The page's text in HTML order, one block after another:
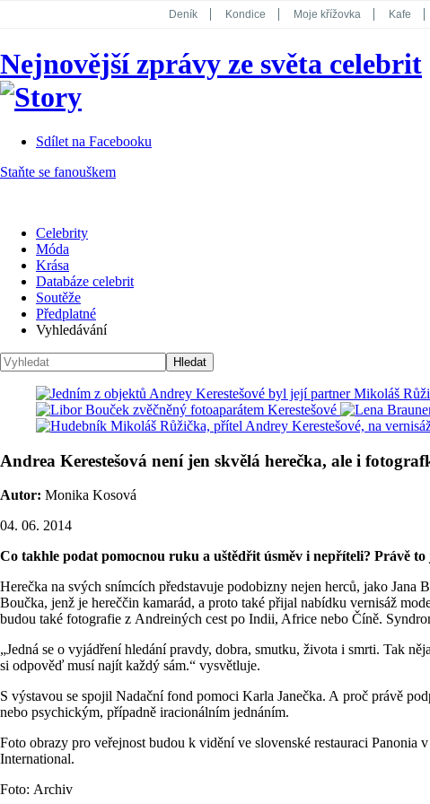
Deník Kondice Moje křížovka Kafe
Koktejl
Nejnovější zprávy ze světa celebrit
Sdílet na Facebooku
Staňte se fanouškem
Celebrity
Móda
Krása
Databáze celebrit
Soutěže
Předplatné
Vyhledávání
Andrea Kerestešová není jen skvělá herečka, ale i
Autor: Monika Kosová
04. 06. 2014
Co takhle podat pomocnou ruku a uštědřit úsměv i nepříteli? Právě
Herečka na svých snímcích představuje podobizny nejen herců, jako
Boučka, jenž je hereččin kamarád, a proto také přijal nabídku vernisáž
budou také fotografie z Andreiných cest po Indii, Africe nebo Číně.
„Jedná se o vyjádření hledání pravdy, dobra, smutku, života i smrti. Tak
si odpověď musí najít každý sám.“ vysvětluje.
S výstavou se spojil Nadační fond pomoci Karla Janečka. A proč právě
nebo psychickým, případně iracionálním jednáním.
Foto obrazy pro veřejnost budou k vidění ve slovenské restauraci Panonia
International.
Foto: Archiv